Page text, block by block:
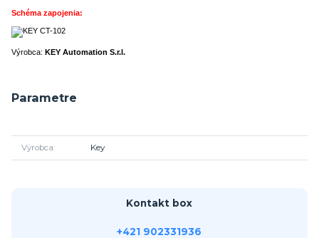
Schéma zapojenia:
Výrobca: KEY Automation S.r.l.
Parametre
Výrobca Key
Kontakt box
+421 902331936